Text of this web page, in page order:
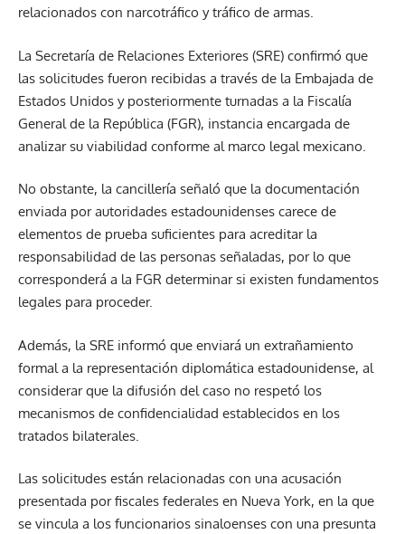
relacionados con narcotráfico y tráfico de armas.
La Secretaría de Relaciones Exteriores (SRE) confirmó que
las solicitudes fueron recibidas a través de la Embajada de
Estados Unidos y posteriormente turnadas a la Fiscalía
General de la República (FGR), instancia encargada de
analizar su viabilidad conforme al marco legal mexicano.
No obstante, la cancillería señaló que la documentación
enviada por autoridades estadounidenses carece de
elementos de prueba suficientes para acreditar la
responsabilidad de las personas señaladas, por lo que
corresponderá a la FGR determinar si existen fundamentos
legales para proceder.
Además, la SRE informó que enviará un extrañamiento
formal a la representación diplomática estadounidense, al
considerar que la difusión del caso no respetó los
mecanismos de confidencialidad establecidos en los
tratados bilaterales.
Las solicitudes están relacionadas con una acusación
presentada por fiscales federales en Nueva York, en la que
se vincula a los funcionarios sinaloenses con una presunta